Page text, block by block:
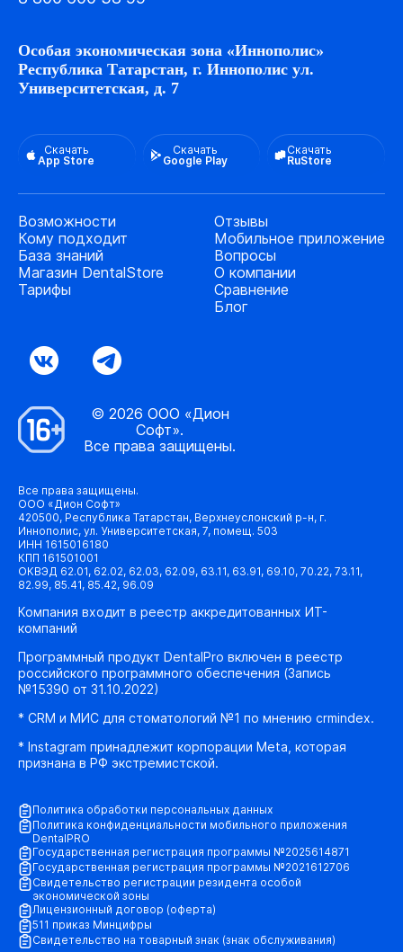
Особая экономическая зона «Иннополис»
Республика Татарстан, г. Иннополис ул.
Университетская, д. 7
Скачать
App Store
Скачать
Google Play
Скачать
RuStore
Возможности
Кому подходит
База знаний
Магазин DentalStore
Тарифы
Отзывы
Мобильное приложение
Вопросы
О компании
Сравнение
Блог
© 2026 ООО «Дион
Софт».
Все права защищены.
Все права защищены.
ООО «Дион Софт»
420500, Республика Татарстан, Верхнеуслонский р-н, г.
Иннополис, ул. Университетская, 7, помещ. 503
ИНН 1615016180
КПП 161501001
ОКВЭД 62.01, 62.02, 62.03, 62.09, 63.11, 63.91, 69.10, 70.22, 73.11,
82.99, 85.41, 85.42, 96.09
Компания входит в реестр аккредитованных ИТ-
компаний
Программный продукт DentalPro включен в реестр
российского программного обеспечения (Запись
№15390 от 31.10.2022)
* CRM и МИС для стоматологий №1 по мнению crmindex.
* Instagram принадлежит корпорации Meta, которая
признана в РФ экстремистской.
Политика обработки персональных данных
Политика конфиденциальности мобильного приложения
DentalPRO
Государственная регистрация программы №2025614871
Государственная регистрация программы №2021612706
Свидетельство регистрации резидента особой
экономической зоны
Лицензионный договор (оферта)
511 приказ Минцифры
Свидетельство на товарный знак (знак обслуживания)